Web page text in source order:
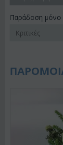
Παράδοση μόνο
Κριτικές